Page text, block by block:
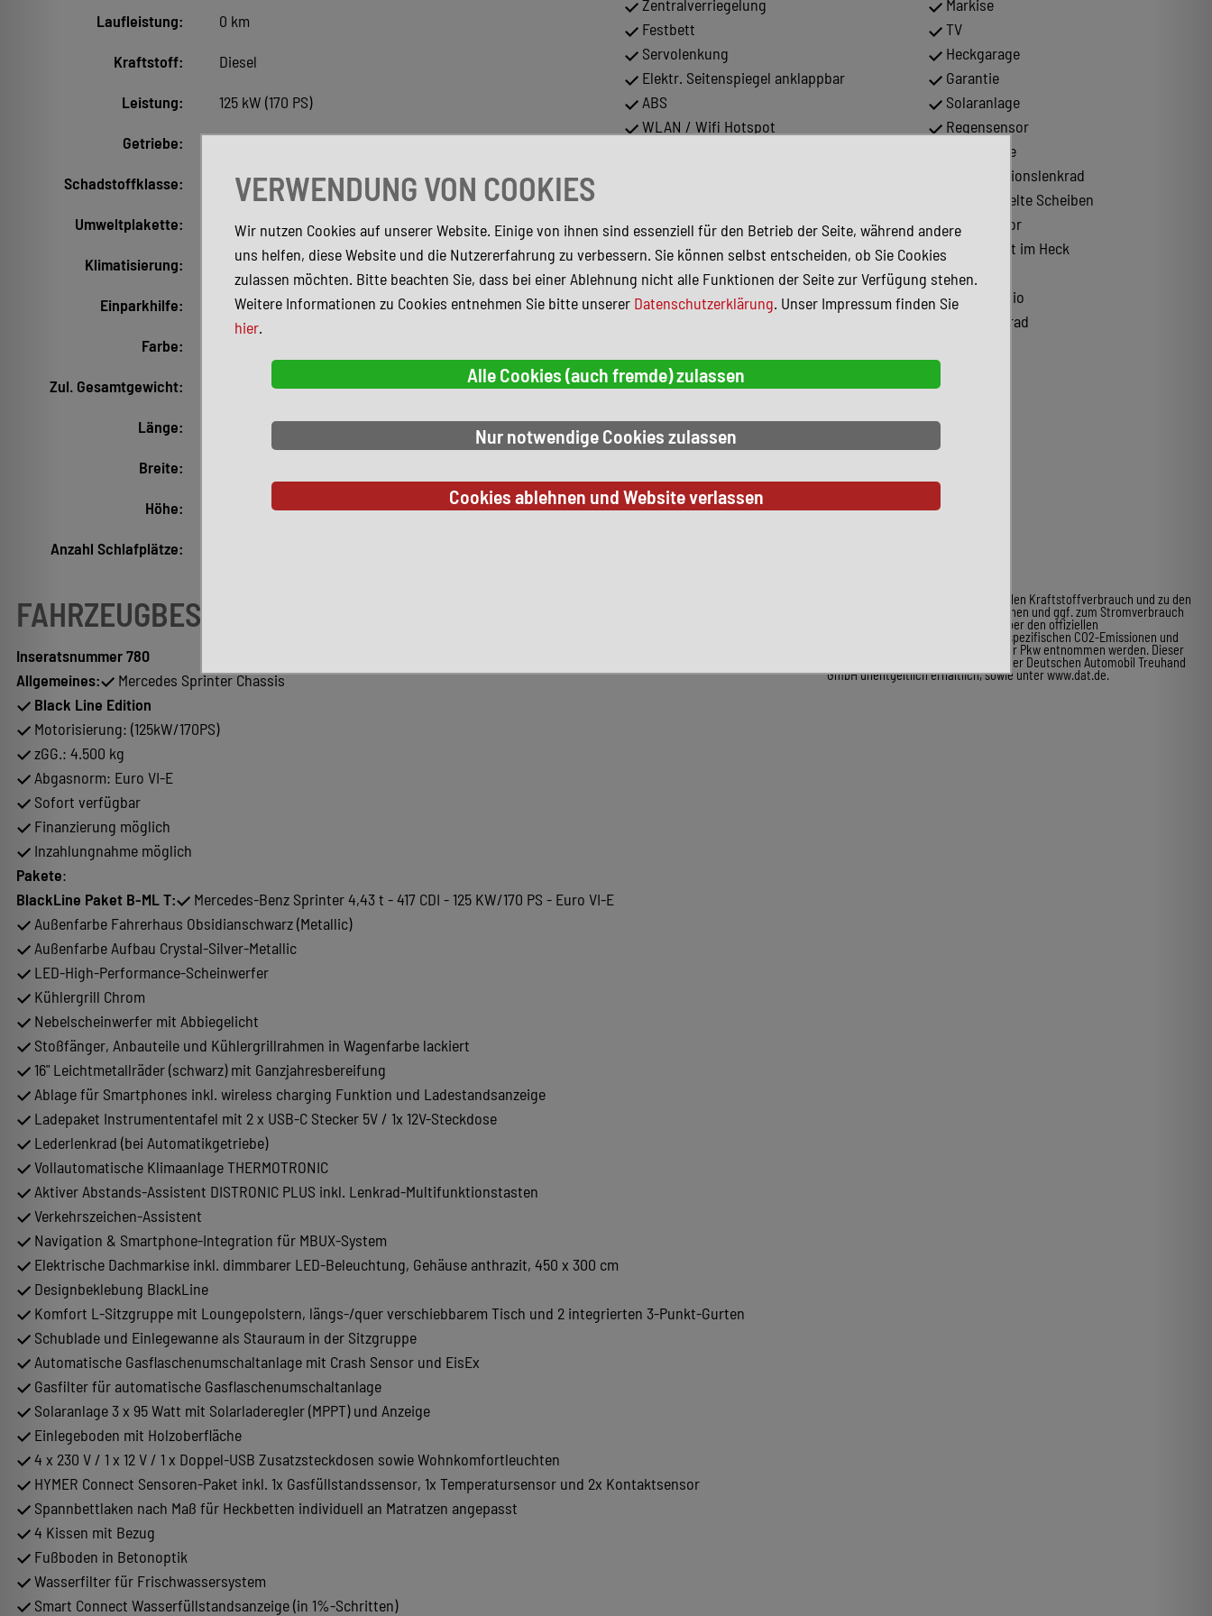
Laufleistung: 0 km
Kraftstoff: Diesel
Leistung: 125 kW (170 PS)
Getriebe:
Schadstoffklasse: Euro 6e
Umweltplakette: 4 (Grün)
Klimatisierung: Klimaautomatik
Einparkhilfe: Kamera
Farbe:
Zul. Gesamtgewicht: 4.500 kg
Länge: 7.890 mm
Breite:
Höhe: 2.980 mm
Anzahl Schlafplätze:
Zentralverriegelung
Festbett
Servolenkung
Elektr. Seitenspiegel anklappbar
ABS
WLAN / Wifi Hotspot
Warmwasser
Standheizung
Abstandstempomat
Sitzheizung
Markise
TV
Heckgarage
Garantie
Solaranlage
Regensensor
SAT-Anlage
Multifunktionslenkrad
Abgedunkelte Scheiben
Lichtsensor
Doppelbett im Heck
Metallic
Tuner/Radio
Lederlenkrad
FAHRZEUGBESCHREIBUNG
Inseratsnummer 780
Allgemeines:
Mercedes Sprinter Chassis
Black Line Edition
Motorisierung: (125kW/170PS)
zGG.: 4.500 kg
Abgasnorm: Euro VI-E
Sofort verfügbar
Finanzierung möglich
Inzahlungnahme möglich
Pakete:
BlackLine Paket B-ML T:
Mercedes-Benz Sprinter 4,43 t - 417 CDI - 125 KW/170 PS - Euro VI-E
Außenfarbe Fahrerhaus Obsidianschwarz (Metallic)
Außenfarbe Aufbau Crystal-Silver-Metallic
LED-High-Performance-Scheinwerfer
Kühlergrill Chrom
Nebelscheinwerfer mit Abbiegelicht
Stoßfänger, Anbauteile und Kühlergrillrahmen in Wagenfarbe lackiert
16" Leichtmetallräder (schwarz) mit Ganzjahresbereifung
Ablage für Smartphones inkl. wireless charging Funktion und Ladestandsanzeige
Ladepaket Instrumententafel mit 2 x USB-C Stecker 5V / 1x 12V-Steckdose
Lederlenkrad (bei Automatikgetriebe)
Vollautomatische Klimaanlage THERMOTRONIC
Aktiver Abstands-Assistent DISTRONIC PLUS inkl. Lenkrad-Multifunktionstasten
Verkehrszeichen-Assistent
Navigation & Smartphone-Integration für MBUX-System
Elektrische Dachmarkise inkl. dimmbarer LED-Beleuchtung, Gehäuse anthrazit, 450 x 300 cm
Designbeklebung BlackLine
Komfort L-Sitzgruppe mit Loungepolstern, längs-/quer verschiebbarem Tisch und 2 integrierten 3-Punkt-Gurten
Schublade und Einlegewanne als Stauraum in der Sitzgruppe
Automatische Gasflaschenumschaltanlage mit Crash Sensor und EisEx
Gasfilter für automatische Gasflaschenumschaltanlage
Solaranlage 3 x 95 Watt mit Solarladeregler (MPPT) und Anzeige
Einlegeboden mit Holzoberfläche
4 x 230 V / 1 x 12 V / 1 x Doppel-USB Zusatzsteckdosen sowie Wohnkomfortleuchten
HYMER Connect Sensoren-Paket inkl. 1x Gasfüllstandssensor, 1x Temperatursensor und 2x Kontaktsensor
Spannbettlaken nach Maß für Heckbetten individuell an Matratzen angepasst
4 Kissen mit Bezug
Fußboden in Betonoptik
Wasserfilter für Frischwassersystem
Smart Connect Wasserfüllstandsanzeige (in 1%-Schritten)
* Weitere Informationen zum offiziellen Kraftstoffverbrauch und zu den
offiziellen spezifischen CO2-Emissionen und ggf. zum Stromverbrauch
neuer Pkw können dem Leitfaden über den offiziellen
Kraftstoffverbrauch, die offiziellen spezifischen CO2-Emissionen und
den offiziellen Stromverbrauch neuer Pkw entnommen werden. Dieser
ist an allen Verkaufsstellen und bei der Deutschen Automobil Treuhand
GmbH unentgeltlich erhältlich, sowie unter www.dat.de.
VERWENDUNG VON COOKIES
Wir nutzen Cookies auf unserer Website. Einige von ihnen sind essenziell für den Betrieb der Seite, während andere
uns helfen, diese Website und die Nutzererfahrung zu verbessern. Sie können selbst entscheiden, ob Sie Cookies
zulassen möchten. Bitte beachten Sie, dass bei einer Ablehnung nicht alle Funktionen der Seite zur Verfügung stehen.
Weitere Informationen zu Cookies entnehmen Sie bitte unserer Datenschutzerklärung. Unser Impressum finden Sie
hier.